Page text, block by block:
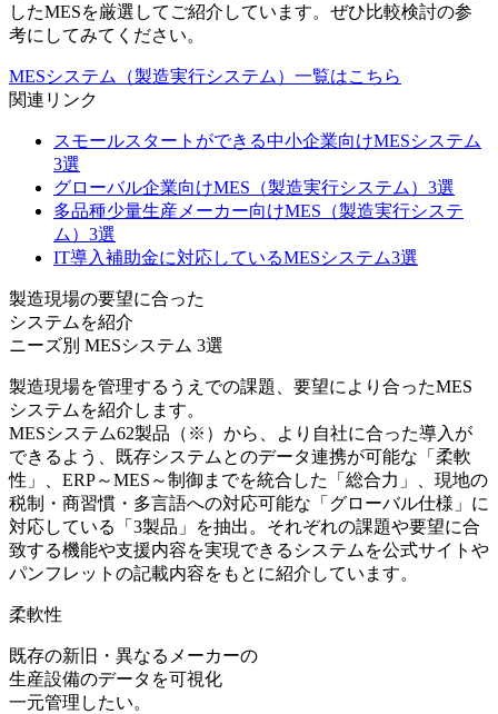
したMESを厳選してご紹介しています。ぜひ比較検討の参
考にしてみてください。
MESシステム（製造実行システム）一覧はこちら
関連リンク
スモールスタートができる中小企業向けMESシステム
3選
グローバル企業向けMES（製造実行システム）3選
多品種少量生産メーカー向けMES（製造実行システ
ム）3選
IT導入補助金に対応しているMESシステム3選
製造現場の要望に合った
システムを紹介
ニーズ別 MESシステム 3選
製造現場を管理するうえでの課題、要望により合ったMES
システムを紹介します。
MESシステム62製品（※）から、より自社に合った導入が
できるよう、既存システムとのデータ連携が可能な「柔軟
性」、ERP～MES～制御までを統合した「総合力」、現地の
税制・商習慣・多言語への対応可能な「グローバル仕様」に
対応している「3製品」を抽出。それぞれの課題や要望に合
致する機能や支援内容を実現できるシステムを公式サイトや
パンフレットの記載内容をもとに紹介しています。
柔軟性
既存の新旧・異なるメーカーの
生産設備のデータを可視化
一元管理したい。